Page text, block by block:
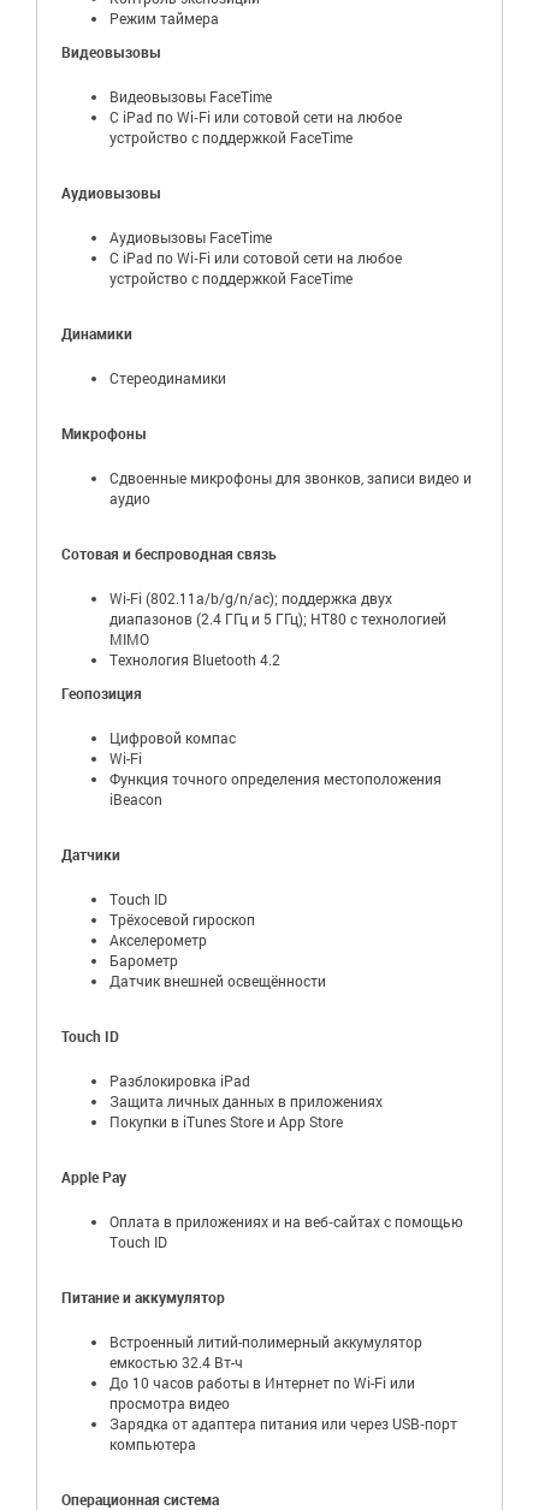
Режим таймера
Видеовызовы
Видеовызовы FaceTime
С iPad по Wi‑Fi или сотовой сети на любое
устройство с поддержкой FaceTime
Аудиовызовы
Аудиовызовы FaceTime
С iPad по Wi‑Fi или сотовой сети на любое
устройство с поддержкой FaceTime
Динамики
Стереодинамики
Микрофоны
Сдвоенные микрофоны для звонков, записи видео и
аудио
Сотовая и беспроводная связь
Wi-Fi (802.11a/b/g/n/ac); поддержка двух
диапазонов (2.4 ГГц и 5 ГГц); HT80 с технологией
MIMO
Технология Bluetooth 4.2
Геопозиция
Цифровой компас
Wi-Fi
Функция точного определения местоположения
iBeacon
Датчики
Touch ID
Трёхосевой гироскоп
Акселерометр
Барометр
Датчик внешней освещённости
Touch ID
Разблокировка iPad
Защита личных данных в приложениях
Покупки в iTunes Store и App Store
Apple Pay
Оплата в приложениях и на веб‑сайтах с помощью
Touch ID
Питание и аккумулятор
Встроенный литий-полимерный аккумулятор
емкостью 32.4 Вт-ч
До 10 часов работы в Интернет по Wi-Fi или
просмотра видео
Зарядка от адаптера питания или через USB‑порт
компьютера
Операционная система